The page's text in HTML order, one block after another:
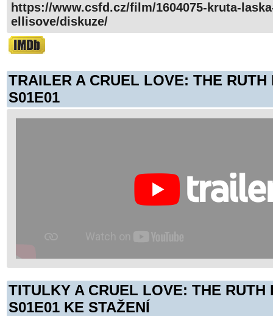
https://www.csfd.cz/film/1604075-kruta-
ellisove/diskuze/
TRAILER A CRUEL LOVE: THE RUTH
S01E01
TITULKY A CRUEL LOVE: THE RUTH
S01E01 KE STAŽENÍ